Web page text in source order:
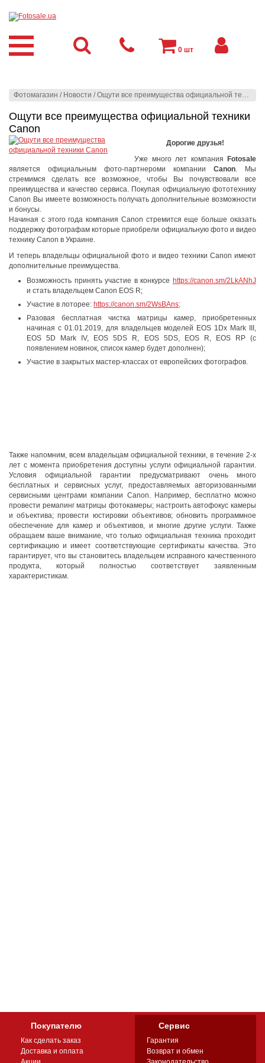
Фотомагазин / Новости /Ощути все преимущества официальной техники Canon
Ощути все преимущества официальной техники
Canon
Дорогие друзья!
Уже много лет компания
Fotosale
является официальным фото-партнероми компании Canon. Мы
стремимся сделать все возможное, чтобы Вы почувствовали все
преимущества и качество сервиса. Покупая официальную фототехнику
Canon Вы имеете возможность получать дополнительные возможности
и бонусы.
Начиная с этого года компания Canon стремится еще больше оказать
поддержку фотографам которые приобрели официальную фото и видео
технику Canon в Украине.
И теперь владельцы официальной фото и видео техники Canon имеют
дополнительные преимущества.
Возможность принять участие в конкурсе https://canon.sm/2LkANhJ
и стать владельцем Canon EOS R;
Участие в лоторее: https://canon.sm/2WsBAns;
Разовая бесплатная чистка матрицы камер, приобретенных
начиная с 01.01.2019, для владельцев моделей EOS 1Dx Mark III,
EOS 5D Mark IV, EOS 5DS R, EOS 5DS, EOS R, EOS RP (с
появлением новинок, список камер будет дополнен);
Участие в закрытых мастер-классах от европейских фотографов.
Также напомним, всем владельцам официальной техники, в течение 2-х
лет с момента приобретения доступны услуги официальной гарантии.
Условия официальной гарантии предусматривают очень много
бесплатных и сервисных услуг, предоставляемых авторизованными
сервисными центрами компании Canon. Например, бесплатно можно
провести ремапинг матрицы фотокамеры; настроить автофокус камеры
и объектива; провести юстировки объективов; обновить программное
обеспечение для камер и объективов, и многие другие услуги. Также
обращаем ваше внимание, что только официальная техника проходит
сертификацию и имеет соответствующие сертификаты качества. Это
гарантирует, что вы становитесь владельцем исправного качественного
продукта, который полностью соответствует заявленным
характеристикам.
0 шт
Покупателю
Как сделать заказ
Доставка и оплата
Сервис
Гарантия
Возврат и обмен